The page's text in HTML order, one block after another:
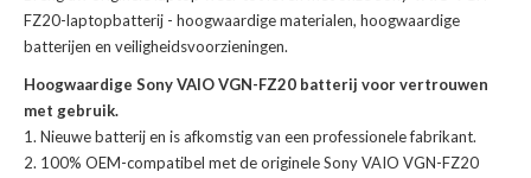
FZ20-laptopbatterij - hoogwaardige materialen, hoogwaardige
batterijen en veiligheidsvoorzieningen.
Hoogwaardige Sony VAIO VGN-FZ20 batterij voor vertrouwen
met gebruik.
Nieuwe batterij en is afkomstig van een professionele fabrikant.
100% OEM-compatibel met deoriginele Sony VAIO VGN-FZ20